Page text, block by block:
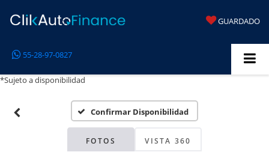
GUARDADO
55-28-97-0827
*Sujeto a disponibilidad
Confirmar Disponibilidad
FOTOS VISTA 360
Disponibles
Por favor, revise luego